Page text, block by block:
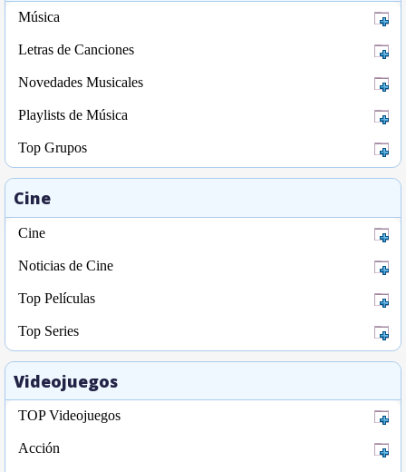
Música
Letras de Canciones
Novedades Musicales
Playlists de Música
Top Grupos
Cine
Cine
Noticias de Cine
Top Películas
Top Series
Videojuegos
TOP Videojuegos
Acción